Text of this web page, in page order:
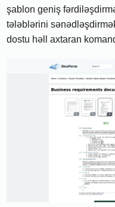
şablon geniş
tələblərini
dostu həll axtaran